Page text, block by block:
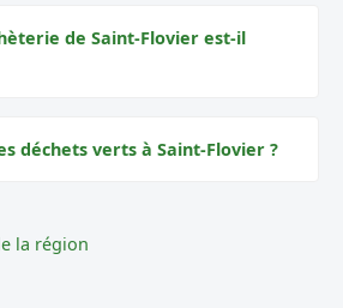
de Saint-Flovier est-il
déchets verts à Saint-Flovier ?
la région